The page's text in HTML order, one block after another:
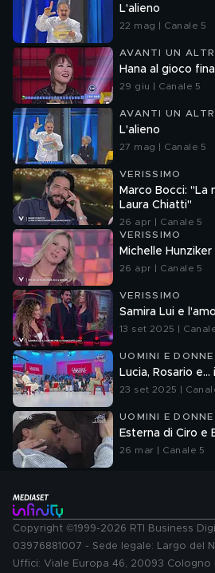
L'alieno
22 mag | Canale 5
AVANTI UN
Hana al gioco
29 giu | Canale 5
AVANTI UN
L'alieno
27 mag | Canale 5
VERISSIMO
Marco Bocci: "La
Laura Chiatti"
26 apr | Canale 5
VERISSIMO
Michelle
26 apr | Canale 5
VERISSIMO
Samira Lui e
13 set 2025 |
UOMINI E DONNE
Lucia, Rosario
23 set 2025 |
UOMINI E DONNE
Esterna di Ciro e
26 mar | Canale 5
Copyright ©1999-2026 RTI Business
03976881007 - Sede legale: Largo del
Uffici: Viale Europa 46, 20093 Cologno